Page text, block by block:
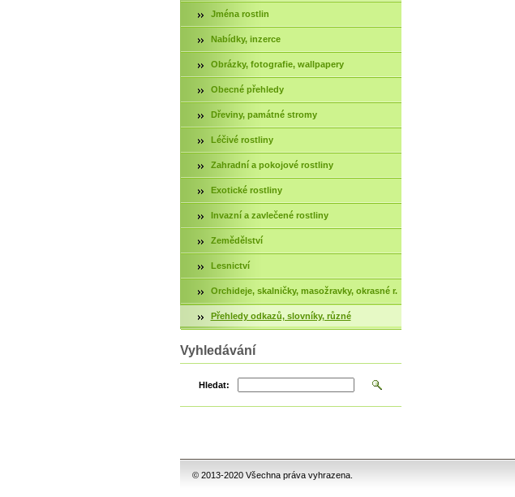
Jména rostlin
Nabídky, inzerce
Obrázky, fotografie, wallpapery
Obecné přehledy
Dřeviny, památné stromy
Léčivé rostliny
Zahradní a pokojové rostliny
Exotické rostliny
Invazní a zavlečené rostliny
Zemědělství
Lesnictví
Orchideje, skalničky, masožravky, okrasné r.
Přehledy odkazů, slovníky, různé
Vyhledávání
Hledat:
© 2013-2020 Všechna práva vyhrazena.